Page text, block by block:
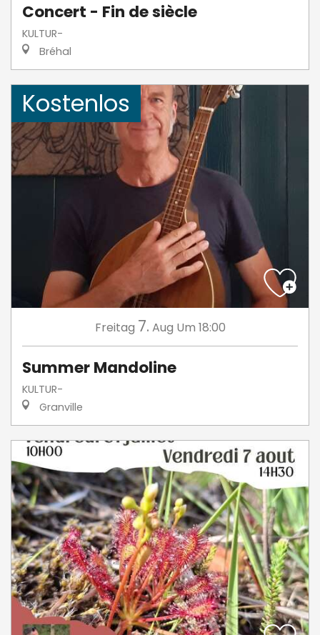
Concert - Fin de siècle
KULTUR-
Bréhal
Kostenlos
Freitag 7. Aug Um 18:00
Summer Mandoline
KULTUR-
Granville